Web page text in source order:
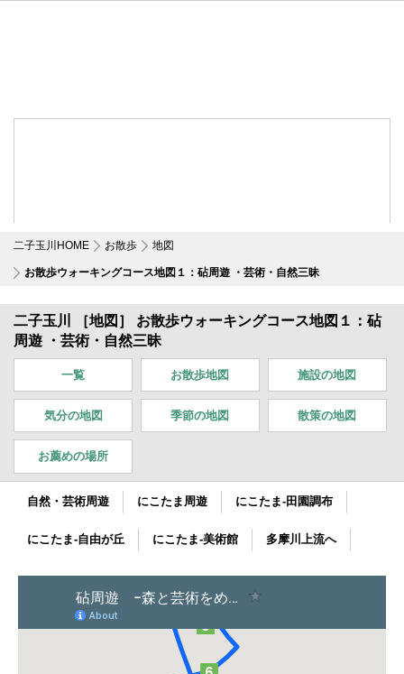
二子玉川HOME お散歩 地図
お散歩ウォーキングコース地図１：砧周遊 ・芸術・自然三昧
二子玉川 ［地図］ お散歩ウォーキングコース地図１：砧
周遊 ・芸術・自然三昧
一覧 お散歩地図 施設の地図
気分の地図 季節の地図 散策の地図
お薦めの場所
自然・芸術周遊 にこたま周遊 にこたま-田園調布
にこたま-自由が丘 にこたま-美術館 多摩川上流へ